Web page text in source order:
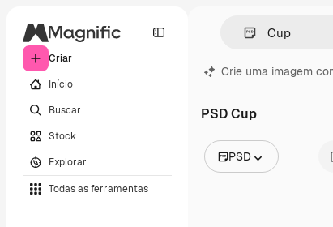
Criar
Início
Buscar
Stock
Explorar
Todas as ferramentas
Crie uma imagem
PSD Cup
PSD